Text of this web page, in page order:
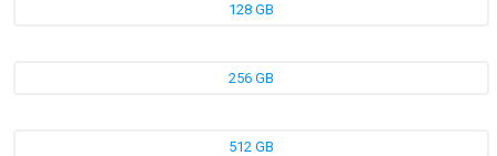
128 GB
256 GB
512 GB